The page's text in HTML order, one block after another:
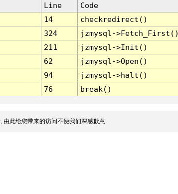
Line
Code
14
checkredirect()
324
jzmysql-
211
jzmysql->Init()
62
jzmysql->Open()
94
jzmysql->halt()
76 break()
此给您带来的访问不便我们深感歉意.